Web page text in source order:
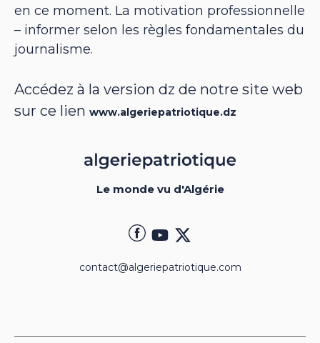
en ce moment. La motivation professionnelle
– informer selon les règles fondamentales du
journalisme.
Accédez à la version dz de notre site web
sur ce lien www.algeriepatriotique.dz
Le monde vu d'Algérie
contact@algeriepatriotique.com